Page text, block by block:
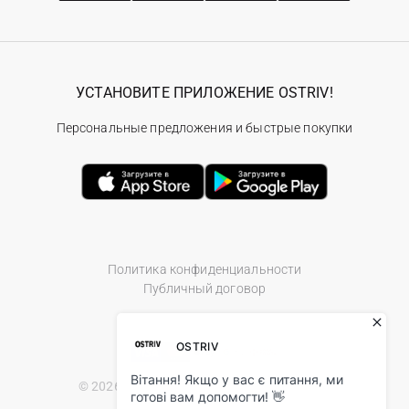
Политика конфиденциальности
Публичный договор
© 2026 Ostriv.ua Store. All Rights Reserved.
УСТАНОВИТЕ ПРИЛОЖЕНИЕ OSTRIV!
Персональные предложения и быстрые покупки